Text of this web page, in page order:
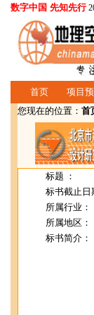
数字中国 先知先行
首页 项目
您现在的位置： 首
标题 ：
标书截止日
所属行业：
所属地区：
标书简介：